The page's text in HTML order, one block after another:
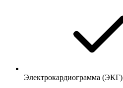
Электрокардиограмма (ЭКГ)